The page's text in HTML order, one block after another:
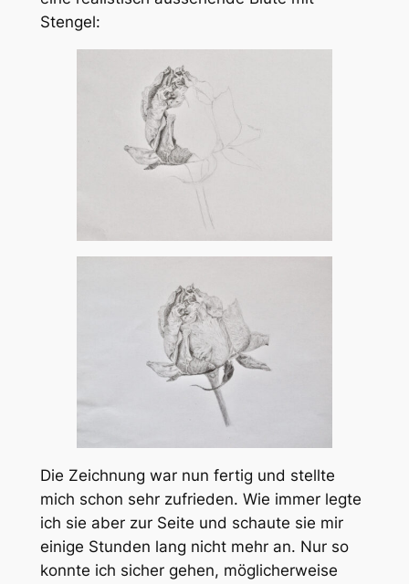
Stengel:
Die Zeichnung war nun fertig und stellte
mich schon sehr zufrieden. Wie immer legte
ich sie aber zur Seite und schaute sie mir
einige Stunden lang nicht mehr an. Nur so
konnte ich sicher gehen, möglicherweise